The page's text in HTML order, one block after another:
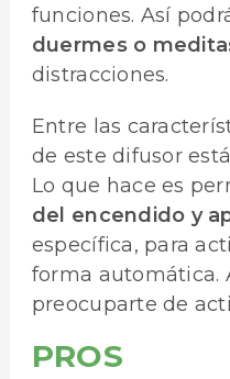
funciones. Así
duermes o
distracciones.
Entre las
de este difusor
Lo que hace es
del encendido y
específica, para
forma automática.
preocuparte de
PROS